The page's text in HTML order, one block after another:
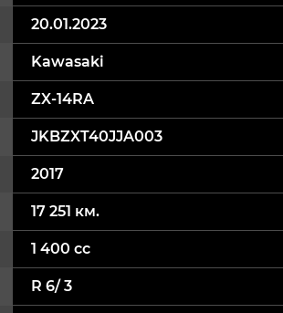
20.01.2023
Kawasaki
ZX-14RA
JKBZXT40JJA003
2017
17 251 км.
1 400 cc
R 6/ 3